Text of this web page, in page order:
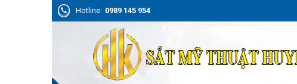
Hotline: 0989 145 954